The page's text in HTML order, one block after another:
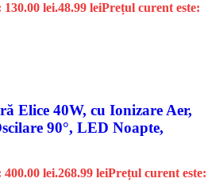
lei.48.99 leiPrețul curent este:
Elice 40W, cu Ionizare Aer,
90°, LED Noapte,
lei.268.99 leiPrețul curent este: